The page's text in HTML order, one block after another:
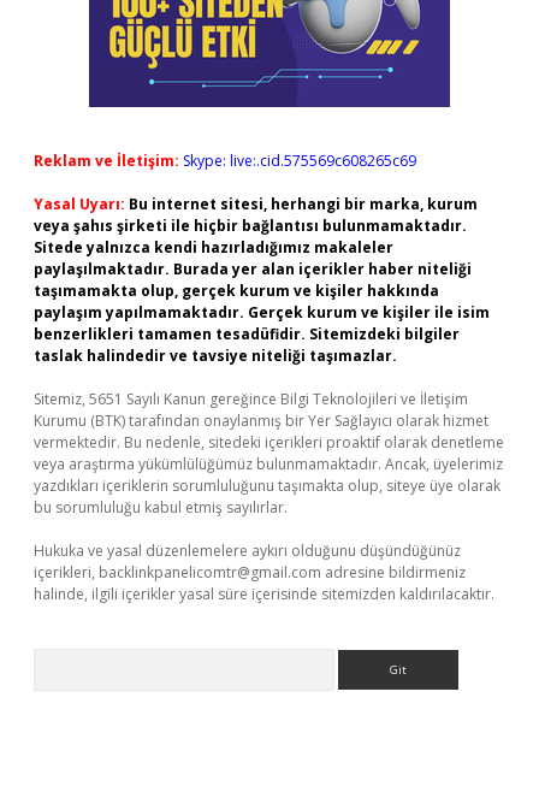
Reklam ve İletişim: Skype: live:.cid.575569c608265c69
Yasal Uyarı: Bu internet sitesi, herhangi bir marka, kurum
veya şahıs şirketi ile hiçbir bağlantısı bulunmamaktadır.
Sitede yalnızca kendi hazırladığımız makaleler
paylaşılmaktadır. Burada yer alan içerikler haber niteliği
taşımamakta olup, gerçek kurum ve kişiler hakkında
paylaşım yapılmamaktadır. Gerçek kurum ve kişiler ile isim
benzerlikleri tamamen tesadüfidir. Sitemizdeki bilgiler
taslak halindedir ve tavsiye niteliği taşımazlar.
Sitemiz, 5651 Sayılı Kanun gereğince Bilgi Teknolojileri ve İletişim
Kurumu (BTK) tarafından onaylanmış bir Yer Sağlayıcı olarak hizmet
vermektedir. Bu nedenle, sitedeki içerikleri proaktif olarak denetleme
veya araştırma yükümlülüğümüz bulunmamaktadır. Ancak, üyelerimiz
yazdıkları içeriklerin sorumluluğunu taşımakta olup, siteye üye olarak
bu sorumluluğu kabul etmiş sayılırlar.
Hukuka ve yasal düzenlemelere aykırı olduğunu düşündüğünüz
içerikleri, backlinkpanelicomtr@gmail.com adresine bildirmeniz
halinde, ilgili içerikler yasal süre içerisinde sitemizden kaldırılacaktır.